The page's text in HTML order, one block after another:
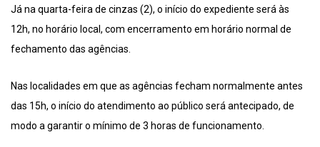
Já na quarta-feira de cinzas (2), o início do expediente será às
12h, no horário local, com encerramento em horário normal de
fechamento das agências.
Nas localidades em que as agências fecham normalmente antes
das 15h, o início do atendimento ao público será antecipado, de
modo a garantir o mínimo de 3 horas de funcionamento.